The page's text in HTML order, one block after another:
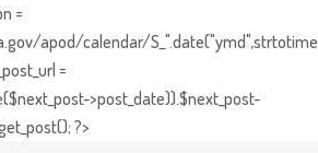
=
apod/calendar/
=
>post_date)).$next_post-
?>